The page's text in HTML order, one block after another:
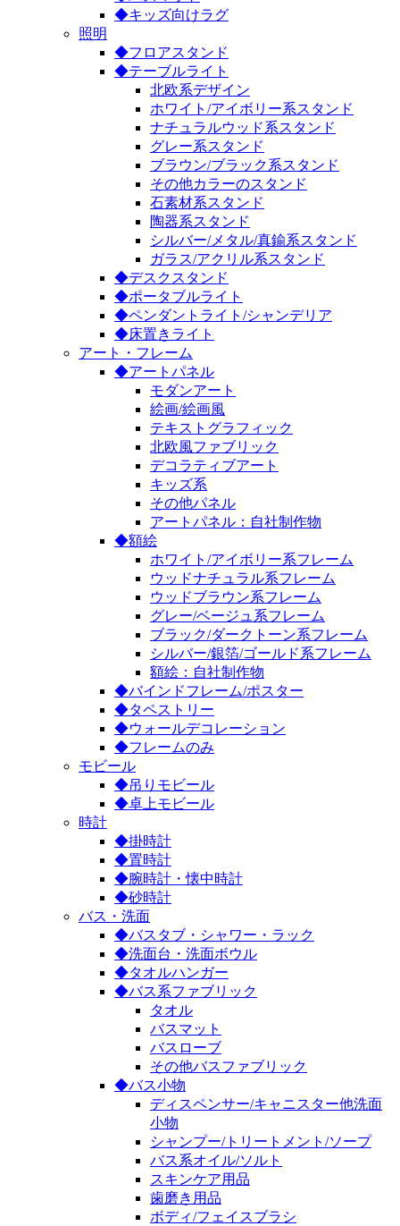
◆キッズ向けラグ
照明
◆フロアスタンド
◆テーブルライト
北欧系デザイン
ホワイト/アイボリー系スタンド
ナチュラルウッド系スタンド
グレー系スタンド
ブラウン/ブラック系スタンド
その他カラーのスタンド
石素材系スタンド
陶器系スタンド
シルバー/メタル/真鍮系スタンド
ガラス/アクリル系スタンド
◆デスクスタンド
◆ポータブルライト
◆ペンダントライト/シャンデリア
◆床置きライト
アート・フレーム
◆アートパネル
モダンアート
絵画/絵画風
テキストグラフィック
北欧風ファブリック
デコラティブアート
キッズ系
その他パネル
アートパネル：自社制作物
◆額絵
ホワイト/アイボリー系フレーム
ウッドナチュラル系フレーム
ウッドブラウン系フレーム
グレー/ベージュ系フレーム
ブラック/ダークトーン系フレーム
シルバー/銀箔/ゴールド系フレーム
額絵：自社制作物
◆バインドフレーム/ポスター
◆タペストリー
◆ウォールデコレーション
◆フレームのみ
モビール
◆吊りモビール
◆卓上モビール
時計
◆掛時計
◆置時計
◆腕時計・懐中時計
◆砂時計
バス・洗面
◆バスタブ・シャワー・ラック
◆洗面台・洗面ボウル
◆タオルハンガー
◆バス系ファブリック
タオル
バスマット
バスローブ
その他バスファブリック
◆バス小物
ディスペンサー/キャニスター他洗面
小物
シャンプー/トリートメント/ソープ
バス系オイル/ソルト
スキンケア用品
歯磨き用品
ボディ/フェイスブラシ